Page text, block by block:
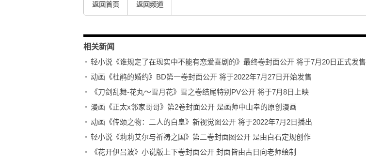
返回首页 返回频道
相关新闻
轻小说《谁规定了在现实中不能有恋爱喜剧的》最终卷封面公开 将于7月20日正式发售
动画《杜鹃的婚约》BD第一卷封面公开 将于2022年7月27日开始发售
《刀剑乱舞-花丸～雪月花》雪之卷结尾特别PV公开 将于7月8日上映
漫画《正太x邻家哥哥》第2卷封面公开 是画师中山幸的原创漫画
动画《传颂之物：二人的白皇》新视觉图公开 将于2022年7月2日播出
轻小说《莉莉艾尔与祈祷之国》第二卷封面图公开 是由白石定规创作
《花开伊吕波》小说版上下卷封面公开 封面皆由古日向老师绘制